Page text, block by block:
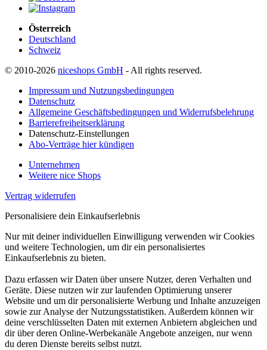
Österreich
Deutschland
Schweiz
© 2010-2026 niceshops GmbH - All rights reserved.
Impressum und Nutzungsbedingungen
Datenschutz
Allgemeine Geschäftsbedingungen und Widerrufsbelehrung
Barrierefreiheitserklärung
Datenschutz-Einstellungen
Abo-Verträge hier kündigen
Unternehmen
Weitere nice Shops
Vertrag widerrufen
Personalisiere dein Einkaufserlebnis
Nur mit deiner individuellen Einwilligung verwenden wir Cookies
und weitere Technologien, um dir ein personalisiertes
Einkaufserlebnis zu bieten.
Dazu erfassen wir Daten über unsere Nutzer, deren Verhalten und
Geräte. Diese nutzen wir zur laufenden Optimierung unserer
Website und um dir personalisierte Werbung und Inhalte anzuzeigen
sowie zur Analyse der Nutzungsstatistiken. Außerdem können wir
deine verschlüsselten Daten mit externen Anbietern abgleichen und
dir über deren Online-Werbekanäle Angebote anzeigen, nur wenn
du deren Dienste bereits selbst nutzt.